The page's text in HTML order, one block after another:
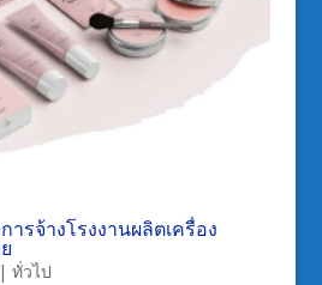
ารจ้างโรงงานผลิตเครื่อง
| ทั่วไป